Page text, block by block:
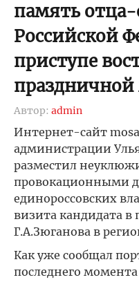
память отца-
Российской
приступе
Автор: admin
Интернет-сайт
администрации
разместил
провокационными
единороссовских
визита кандидата в
Г.А.Зюганова в
Как уже сообщал
последнего